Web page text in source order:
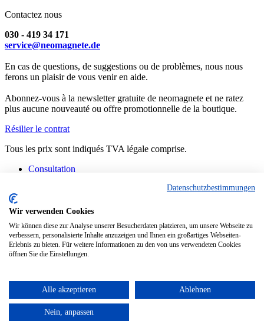
Contactez nous
030 - 419 34 171
service@neomagnete.de
En cas de questions, de suggestions ou de problèmes, nous nous
ferons un plaisir de vous venir en aide.
Abonnez-vous à la newsletter gratuite de neomagnete et ne ratez
plus aucune nouveauté ou offre promotionnelle de la boutique.
Résilier le contrat
Tous les prix sont indiqués TVA légale comprise.
Consultation
Consignes
Informations techniques
Situation actuelle des livraisons
Copyright © - Tous droits réservés
die den Komfort bei Benutzung dieser Website erhöhen, der
Direktwerbung dienen oder die Interaktion mit anderen Websites
und sozialen Netzwerken vereinfachen sollen, werden nur mit Ihrer
Zustimmung gesetzt.Mehr Informationen
Datenschutzbestimmungen
Wir verwenden Cookies
Wir können diese zur Analyse unserer Besucherdaten platzieren, um unsere Webseite zu
verbessern, personalisierte Inhalte anzuzeigen und Ihnen ein großartiges Webseiten-
Erlebnis zu bieten. Für weitere Informationen zu den von uns verwendeten Cookies
öffnen Sie die Einstellungen.
Alle akzeptieren Ablehnen
Nein, anpassen